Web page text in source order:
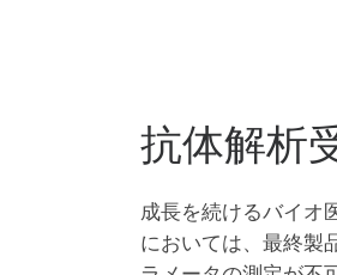
抗体解析
成長を続けるバイオ
においては、最終製